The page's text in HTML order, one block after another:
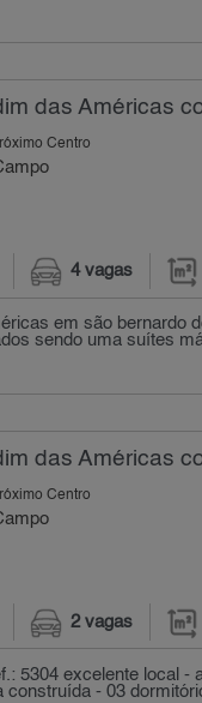
das Américas
Centro
4 vagas
em são bernardo
sendo uma suítes
das Américas
Centro
2 vagas
5304 excelente local -
construída - 03